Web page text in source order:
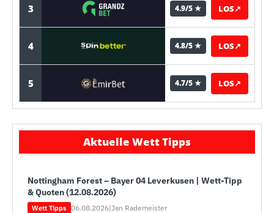
3 4.9/5 ★ LOS↗
4 4.8/5 ★ LOS↗
5 4.7/5 ★ LOS↗
Aktuelle Wett Tipps
Nottingham Forest – Bayer 04 Leverkusen | Wett-Tipp
& Quoten (12.08.2026)
Wett Tipps 06.08.2026|Jan Rademeister